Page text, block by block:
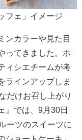
フェ」イメージ
ンカラーや見た目
ってきました。ホ
ィシエチームが考
ラインアップしま
だけお召し上がり
』では、9月30日
ーツのスイーツに